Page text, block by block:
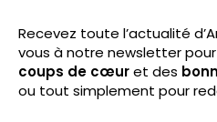
Recevez toute l’actualité
vous à notre newsletter
coups de cœuret des
ou tout simplement pour